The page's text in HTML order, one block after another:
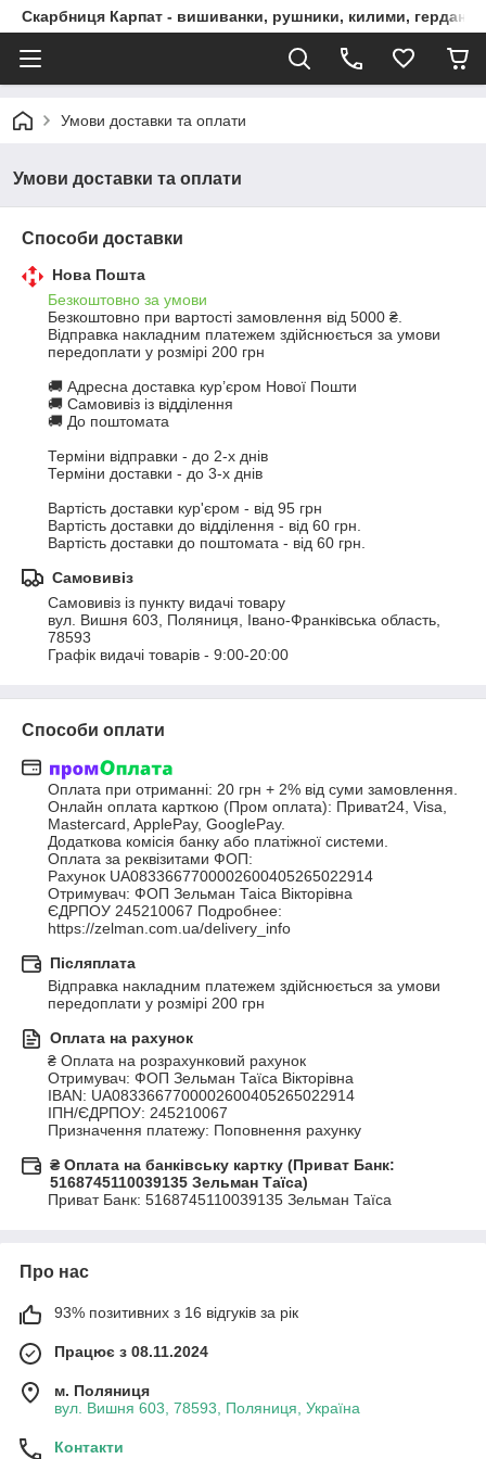
Скарбниця Карпат - вишиванки, рушники, килими, гердани,
Умови доставки та оплати
Умови доставки та оплати
Способи доставки
Нова Пошта
Безкоштовно за умови
Безкоштовно при вартості замовлення від 5000 ₴.
Відправка накладним платежем здійснюється за умови
передоплати у розмірі 200 грн
🚚 Адресна доставка кур’єром Нової Пошти
🚚 Самовивіз із відділення
🚚 До поштомата
Терміни відправки - до 2-х днів
Терміни доставки - до 3-х днів
Вартість доставки кур'єром - від 95 грн
Вартість доставки до відділення - від 60 грн.
Вартість доставки до поштомата - від 60 грн.
Самовивіз
Самовивіз із пункту видачі товару
вул. Вишня 603, Поляниця, Івано-Франківська область,
78593
Графік видачі товарів - 9:00-20:00
Способи оплати
Оплата при отриманні: 20 грн + 2% від суми замовлення.
Онлайн оплата карткою (Пром оплата): Приват24, Visa,
Mastercard, ApplePay, GooglePay.
Додаткова комісія банку або платіжної системи.
Оплата за реквізитами ФОП:
Рахунок UA0833667700002600405265022914
Отримувач: ФОП Зельман Таіса Вікторівна
ЄДРПОУ 245210067 Подробнее:
https://zelman.com.ua/delivery_info
Післяплата
Відправка накладним платежем здійснюється за умови
передоплати у розмірі 200 грн
Оплата на рахунок
₴ Оплата на розрахунковий рахунок
Отримувач: ФОП Зельман Таїса Вікторівна
IBAN: UA0833667700002600405265022914
ІПН/ЄДРПОУ: 245210067
Призначення платежу: Поповнення рахунку
₴ Оплата на банківську картку (Приват Банк:
5168745110039135 Зельман Таїса)
Приват Банк: 5168745110039135 Зельман Таїса
Про нас
93% позитивних з 16 відгуків за рік
Працює з 08.11.2024
м. Поляниця
вул. Вишня 603, 78593, Поляниця, Україна
Контакти